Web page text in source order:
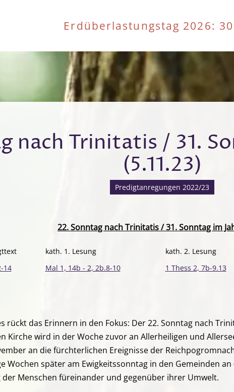
Erdüberlastungstag 2026:
nach Trinitatis / 31.
(5.11.23)
Predigtanregungen 2022/23
22. Sonntag nach Trinitatis / 31. Sonntag im
kath. 1. Lesung kath. 2. Lesung
14
Mal 1, 14b - 2, 2b.8-10 1 Thess 2, 7b-9.13
rückt das Erinnern in den Fokus: Der 22. Sonntag nach
Kirche wird in der Woche zuvor an Allerheiligen und
an die fürchterlichen Ereignisse der
Wochen später am Ewigkeitssonntag in den Gemeinden
Menschen füreinander und gegenüber ihrer Umwelt.